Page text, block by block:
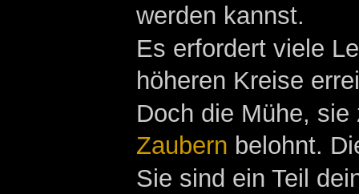
werden kannst.
Es erfordert viele
höheren Kreise
Doch die Mühe,
Zaubern belohnt.
Sie sind ein Teil